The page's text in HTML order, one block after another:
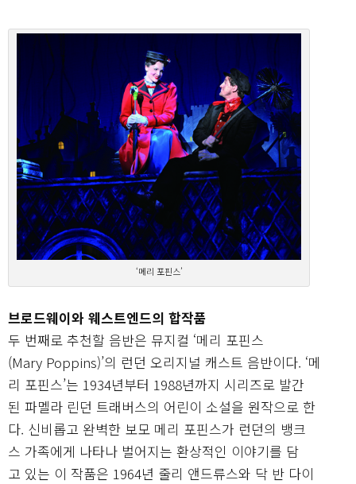
‘메리 포핀스’
브로드웨이와 웨스트엔드의 합작품
두 번째로 추천할 음반은 뮤지컬 ‘메리 포핀스
(Mary Poppins)’의 런던 오리지널 캐스트 음반이다. ‘메
리 포핀스’는 1934년부터 1988년까지 시리즈로 발간
된 파멜라 린던 트래버스의 어린이 소설을 원작으로 한
다. 신비롭고 완벽한 보모 메리 포핀스가 런던의 뱅크
스 가족에게 나타나 벌어지는 환상적인 이야기를 담
고 있는 이 작품은 1964년 줄리 앤드류스와 닥 반 다이